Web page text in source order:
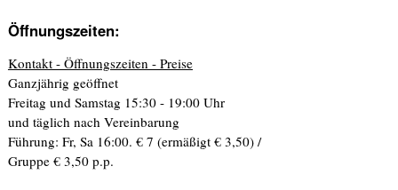
Öffnungszeiten:
Kontakt - Öffnungszeiten - Preise
Ganzjährig geöffnet
Freitag und Samstag 15:30 - 19:00 Uhr
und täglich nach Vereinbarung
Führung: Fr, Sa 16:00. € 7 (ermäßigt € 3,50) /
Gruppe € 3,50 p.p.